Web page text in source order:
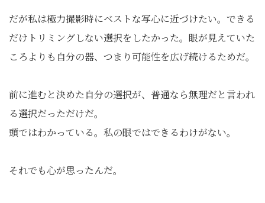
だが私は極力撮影時にベストな写心に近づけたい。できる
だけトリミングしない選択をしたかった。眼が見えていた
ころよりも自分の器、つまり可能性を広げ続けるためだ。
前に進むと決めた自分の選択が、普通なら無理だと言われ
る選択だっただけだ。
頭ではわかっている。私の眼ではできるわけがない。
それでも心が思ったんだ。